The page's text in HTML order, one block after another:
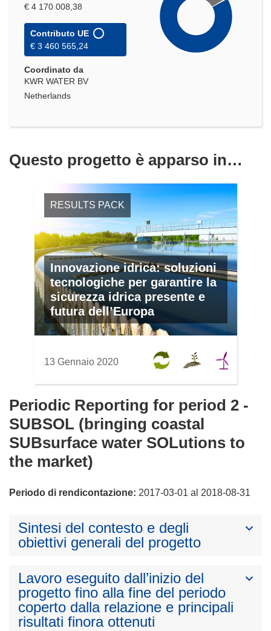
€ 4 170 008,38
Contributo UE
€ 3 460 565,24
Coordinato da
KWR WATER BV
Netherlands
Questo progetto è apparso in…
RESULTS PACK
Innovazione idrica: soluzioni
tecnologiche per garantire la
sicurezza idrica presente e
futura dell’Europa
13 Gennaio 2020
Periodic Reporting for period 2 -
SUBSOL (bringing coastal
SUBsurface water SOLutions to
the market)
Periodo di rendicontazione: 2017-03-01 al 2018-08-31
Sintesi del contesto e degli
obiettivi generali del progetto
Lavoro eseguito dall’inizio del
progetto fino alla fine del periodo
coperto dalla relazione e principali
risultati finora ottenuti